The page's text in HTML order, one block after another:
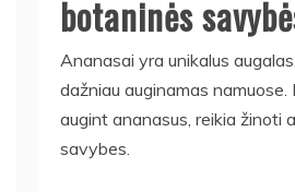
botaninės
Ananasai yra unikalus
dažniau auginamas
augint ananasus, reikia žinoti
savybes.